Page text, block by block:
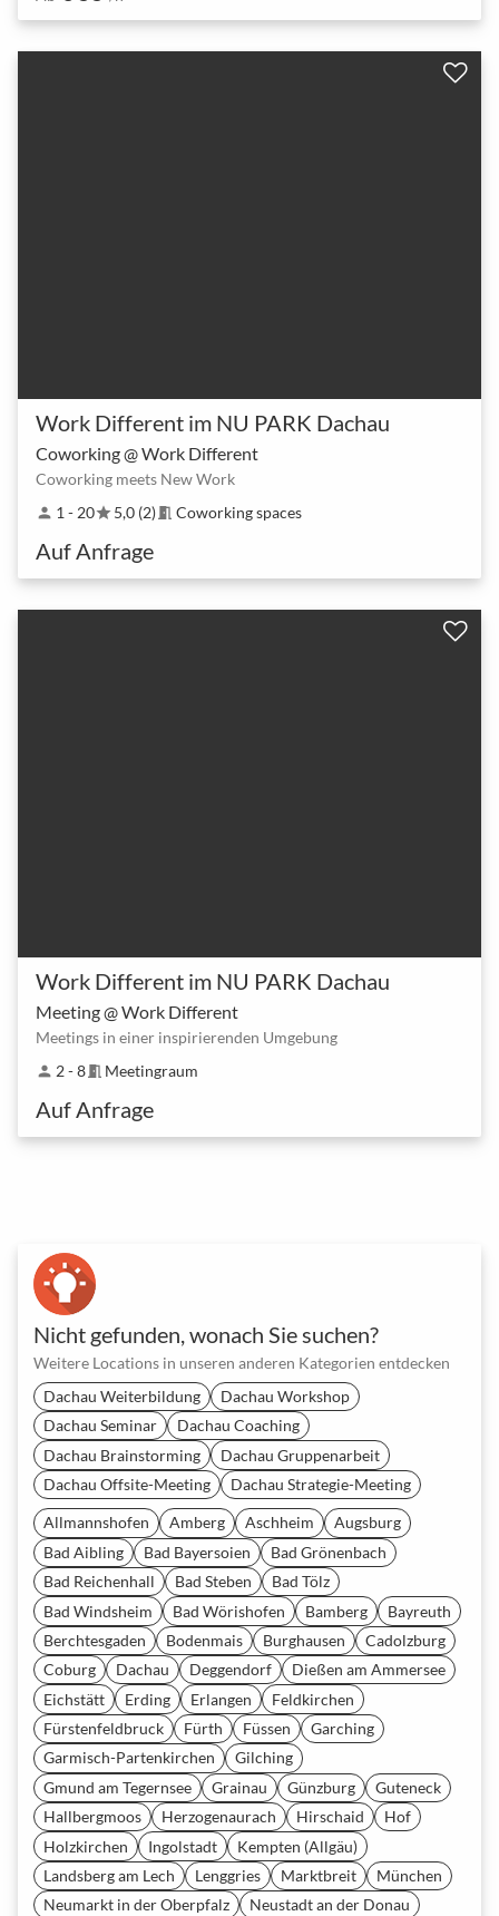
Work Different im NU PARK Dachau
Coworking @ Work Different
Coworking meets New Work
person 1 - 20star5,0 (2) meeting_room Coworking spaces
Auf Anfrage
Work Different im NU PARK Dachau
Meeting @ Work Different
Meetings in einer inspirierenden Umgebung
person 2 - 8meeting_room Meetingraum
Auf Anfrage
Nicht gefunden, wonach Sie suchen?
Weitere Locations in unseren anderen Kategorien entdecken
Dachau Weiterbildung
Dachau Workshop
Dachau Seminar
Dachau Coaching
Dachau Brainstorming
Dachau Gruppenarbeit
Dachau Offsite-Meeting
Dachau Strategie-Meeting
Allmannshofen Amberg Aschheim
Augsburg
Bad Aibling
Bad Bayersoien
Bad Grönenbach
Bad Reichenhall
Bad Steben
Bad Tölz
Bad Windsheim
Bad Wörishofen Bamberg
Bayreuth
Berchtesgaden
Bodenmais Burghausen
Cadolzburg
Coburg
Dachau Deggendorf
Dießen am Ammersee
Eichstätt
Erding Erlangen
Feldkirchen
Fürstenfeldbruck
Fürth Füssen
Garching
Garmisch-Partenkirchen
Gilching
Gmund am Tegernsee
Grainau Günzburg
Guteneck
Hallbergmoos
Herzogenaurach Hirschaid
Hof
Holzkirchen
Ingolstadt
Kempten (Allgäu)
Landsberg am Lech
Lenggries Marktbreit
München
Neumarkt in der Oberpfalz
Neustadt an der Donau